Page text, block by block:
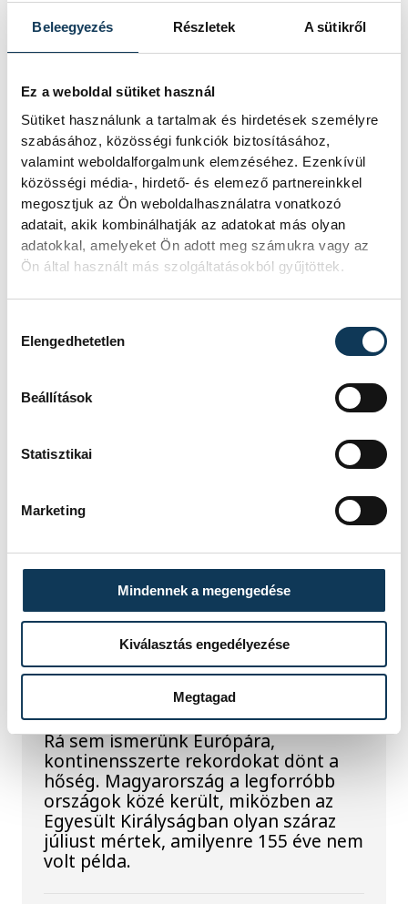
Beleegyezés Részletek A sütikről
Ez a weboldal sütiket használ
Sütiket használunk a tartalmak és hirdetések személyre
szabásához, közösségi funkciók biztosításához,
valamint weboldalforgalmunk elemzéséhez. Ezenkívül
közösségi média-, hirdető- és elemező partnereinkkel
megosztjuk az Ön weboldalhasználatra vonatkozó
adatait, akik kombinálhatják az adatokat más olyan
adatokkal, amelyeket Ön adott meg számukra vagy az
Ön által használt más szolgáltatásokból gyűjtöttek.
Elengedhetetlen
Beállítások
Statisztikai
Marketing
Mindennek a megengedése
Kiválasztás engedélyezése
Megtagad
amelyre eredetileg nem tervezték.
A Tisza-frakció
kezdeményezte, hogy
jövő kedden legyen az
államfőválasztás
A Tisza-frakció kezdeményezte, hogy
a parlament jövő kedden válassza
meg az új köztársasági elnököt.
Valami óriási csapódott a
Holdba ma reggel
Rendhagyó esemény zajlott le kedden
reggel. Magyar idő szerint 8:35 körül
a Hold felszínébe csapódott a SpaceX
egyik Falcon–9 rakétájának felső
szabad szemmel nem lehetett látni, a
szakemberek azonban távcsövekkel
Rekordok Európában –
Magyarország a
legforróbb, Angliában
szárazság tombol
Rá sem ismerünk Európára,
kontinensszerte rekordokat dönt a
hőség. Magyarország a legforróbb
országok közé került, miközben az
Egyesült Királyságban olyan száraz
júliust mértek, amilyenre 155 éve nem
volt példa.